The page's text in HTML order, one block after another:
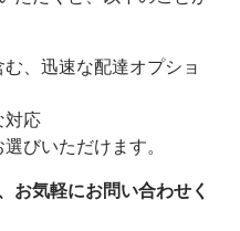
、迅速な配達オプショ
対応
びいただけます。
お気軽にお問い合わせく